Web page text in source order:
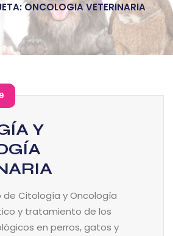
ONCOLOGIA VETERINARIA
Y
de Citología y Oncología
y tratamiento de los
en perros, gatos y